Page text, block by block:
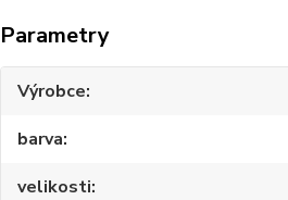
Parametry
Výrobce
barva
velikosti